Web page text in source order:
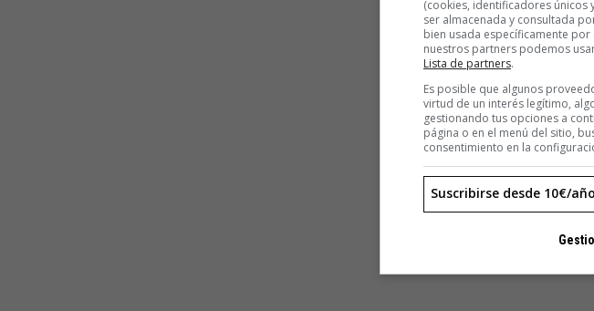
(cookies, identificadores
ser almacenada y consultada
bien usada específicamente
nuestros partners podemos
Lista de partners.
Es posible que algunos
virtud de un interés legítimo,
gestionando tus opciones a
página o en el menú del sitio,
consentimiento en la
Suscribirse desde 10€/año